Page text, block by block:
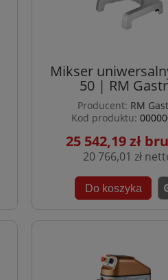
Mikser
50 | RM
Producent: RM
Kod produktu:
25 542,19 zł
20 766,01 zł
Do koszyka